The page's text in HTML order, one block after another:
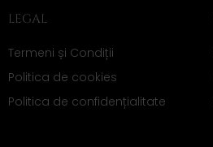
LEGAL
Termeni și Condiții
Politica de cookies
Politica de confidențialitate